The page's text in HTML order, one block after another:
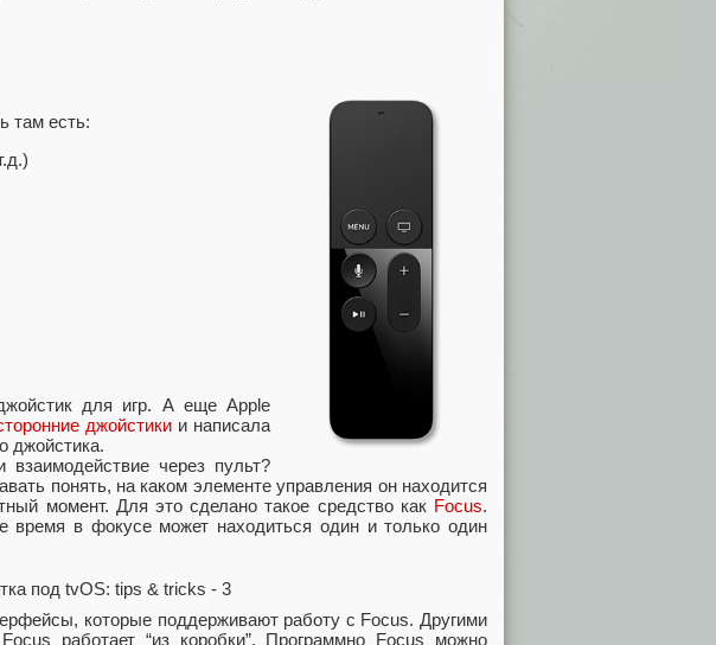
там есть:
для игр. А еще Apple
джойстики и написала
джойстика.
через пульт?
понять, на каком элементе управления он находится
момент. Для это сделано такое средство как Focus.
время в фокусе может находиться один и только один
которые поддерживают работу с Focus. Другими
работает “из коробки”. Программно Focus можно